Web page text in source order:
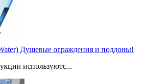
Душевые ограждения и поддоны!
используютс...